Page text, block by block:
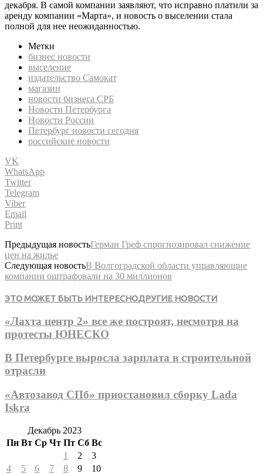
декабря. В самой компании заявляют, что исправно платили за
аренду компании «Марта», и новость о выселении стала
полной для нее неожиданностью.
Метки
бизнес новости
выселение
издательство Самокат
магазин
новости бизнеса СРБ
Новости Петербурга
Новости России
Петербург новости сегодня
российские новости
VK
WhatsApp
Twitter
Telegram
Viber
Email
Print
Предыдущая новостьГерман Греф спрогнозировал снижение
цен на жилье
Следующая новостьВ Волгоградской области управляющие
компании оштрафовали на 30 миллионов
ЭТО МОЖЕТ БЫТЬ ИНТЕРЕСНОДРУГИЕ НОВОСТИ
«Лахта центр 2» все же построят, несмотря на
протесты ЮНЕСКО
В Петербурге выросла зарплата в строительной
отрасли
«Автозавод СПб» приостановил сборку Lada
Iskra
Декабрь 2023
Пн Вт Ср Чт Пт Сб Вс
1
2
3
4
5 6 7 8 9
10